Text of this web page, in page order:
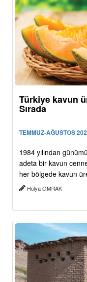
Türkiye kavun
Sırada
TEMMUZ-AĞUSTOS
1984 yılından
adeta bir kavun
her bölgede kavun
Hülya OMRAK